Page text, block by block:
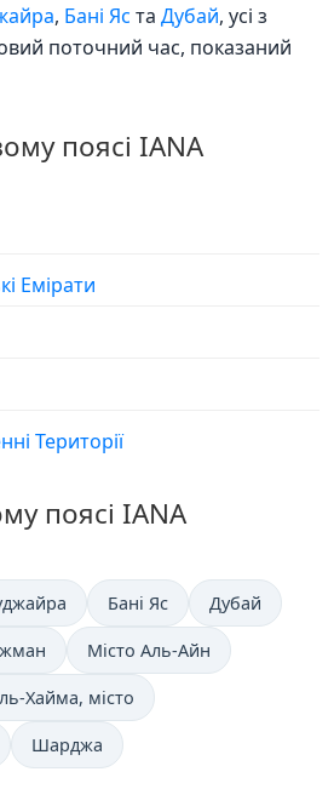
, Бані Яс та Дубай, усі з
поточний час, показаний
поясі IANA
Емірати
Території
поясі IANA
Бані Яс Дубай
Місто Аль-Айн
Хайма, місто
Шарджа